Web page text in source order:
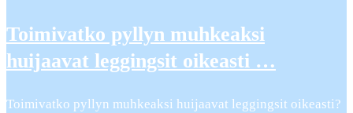
Toimivatko pyllyn muhkeaksi
huijaavat leggingsit oikeasti …
Toimivatko pyllyn muhkeaksi huijaavat leggingsit oikeasti?